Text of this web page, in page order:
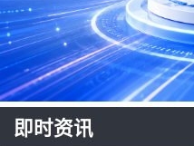
即时资讯